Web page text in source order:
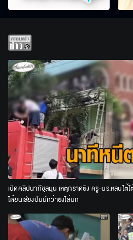
เปิดคลิปนาทีชุลมุน เหตุกราดยิง ครู-นร.หลบใต้
ได้ยินเสียงปืนนึกว่ายิงไล่นก